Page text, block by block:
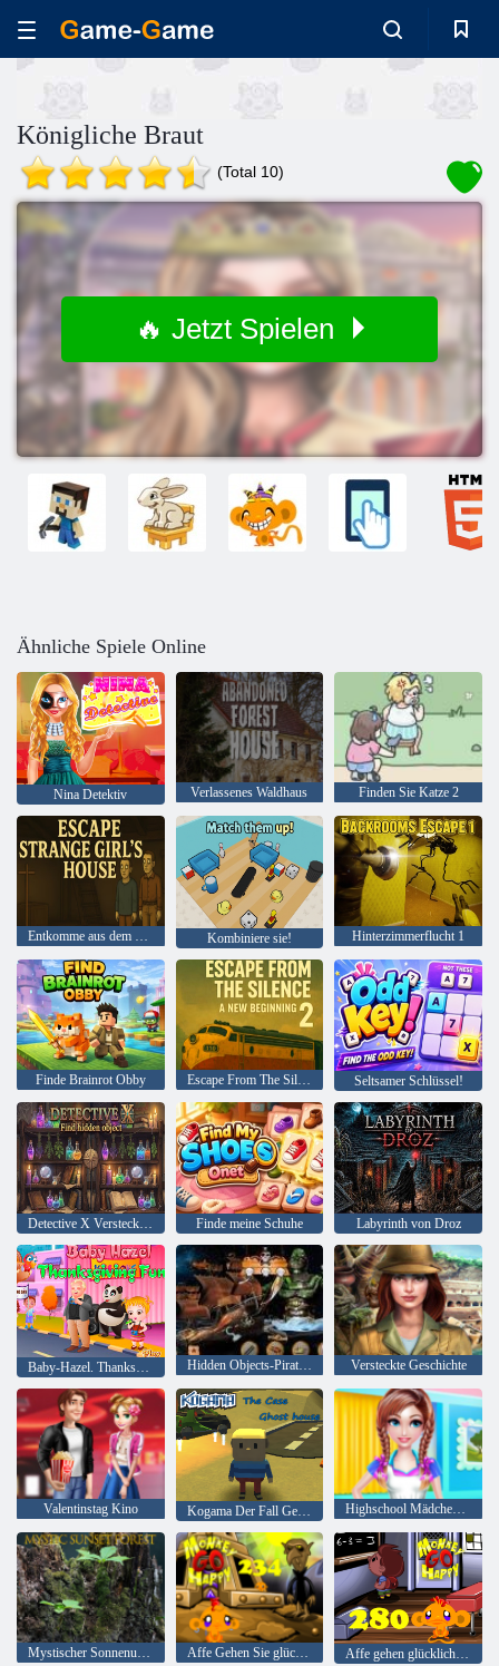
Königliche Braut
(Total 10)
🔥 Jetzt Spielen
Ähnliche Spiele Online
Nina Detektiv Verlassenes Waldhaus Finden Sie Katze 2
Entkomme aus dem Haus eines seltsamen Mädchens Kombiniere sie! Hinterzimmerflucht 1
Finde Brainrot Obby Escape From The Silence 2 ein Neuanfang Seltsamer Schlüssel!
Detective X Verstecktes Objekt finden Finde meine Schuhe Labyrinth von Droz
Hidden Objects-Piraten-Schatz Versteckte Geschichte
Valentinstag Kino Kogama Der Fall Geisterhaus Highschool Mädchen Hausreinigung
Mystischer Sonnenuntergang Wald Affe Gehen Sie glückliche Stufe 234 Affe gehen glücklich Stadium 280